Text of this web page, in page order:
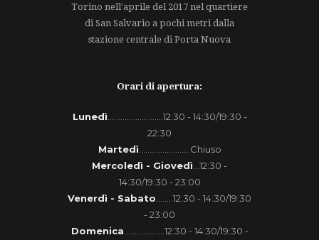
Torino nell'aprile del 2017 nel quartiere
di San Salvario a pochi metri dalla
stazione centrale di Porta Nuova
Orari di apertura:
Lunedì ..........................12:30 - 14:30/19:30 -
22:30
Martedì ........................Chiuso
Mercoledì - Giovedì ...12:30 -
14:30/19:30 - 23:00
Venerdì - Sabato ........12:30 - 14:30/19:30
- 23:00
Domenica ...................12:30 - 14:30/19:30 -